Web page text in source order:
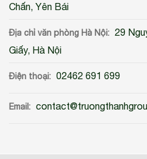
Chấn, Yên Bái
Địa chỉ văn phòng Hà Nội: 29
Giấy, Hà Nội
Điện thoại: 02462 691 699
Email: